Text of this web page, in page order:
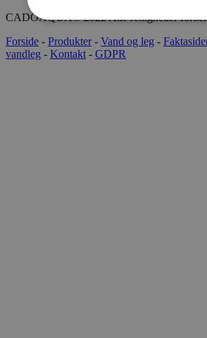
CADOAQUA® 2022 Alle rettigheder
Forside - Produkter- Vand og leg -
vandleg - Kontakt - GDPR